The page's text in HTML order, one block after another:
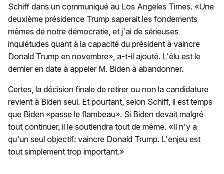
Schiff dans un communiqué au Los Angeles Times. «Une
deuxième présidence Trump saperait les fondements
mêmes de notre démocratie, et j'ai de sérieuses
inquiétudes quant à la capacité du président à vaincre
Donald Trump en novembre», a-t-il ajouté. L'élu est le
dernier en date à appeler M. Biden à abandonner.
Certes, la décision finale de retirer ou non la candidature
revient à Biden seul. Et pourtant, selon Schiff, il est temps
que Biden «passe le flambeau». Si Biden devait malgré
tout continuer, il le soutiendra tout de même. «Il n'y a
qu'un seul objectif: vaincre Donald Trump. L'enjeu est
tout simplement trop important.»